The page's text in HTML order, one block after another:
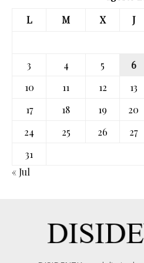
L
M X J
3
4 5 6
10
11 12 13
17
18 19 20
24
25 26 27
31
« Jul